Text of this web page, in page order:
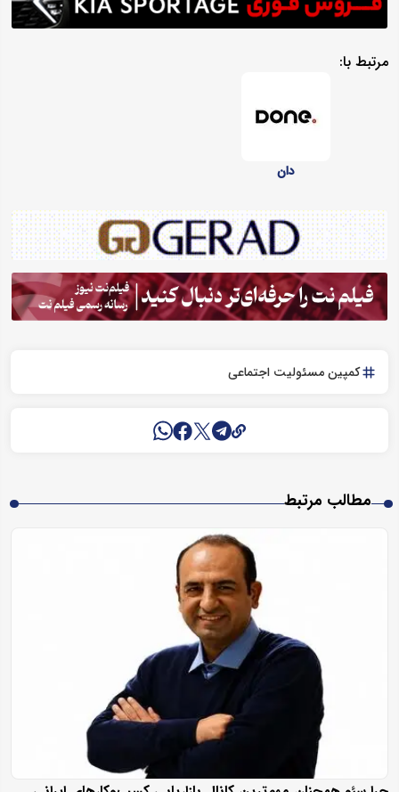
مرتبط با:
دان
کمپین مسئولیت اجتماعی
مطالب مرتبط